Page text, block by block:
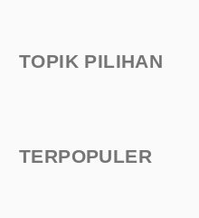
TOPIK PILIHAN
TERPOPULER